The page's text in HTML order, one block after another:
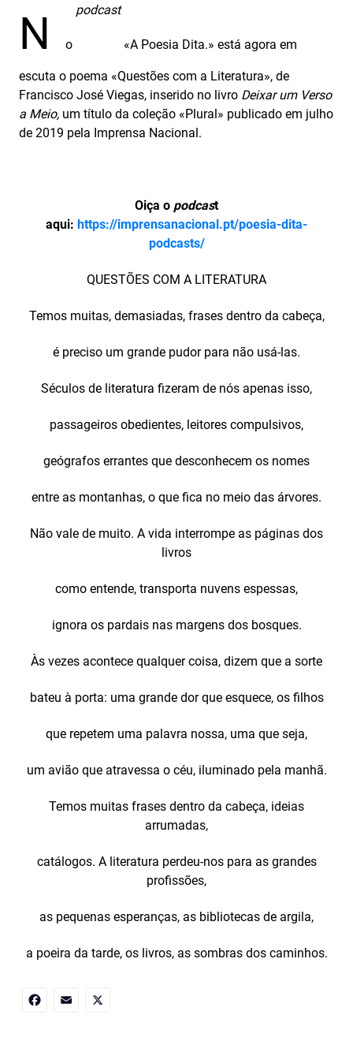
N o
podcast
«A Poesia Dita.» está agora em
escuta o poema «Questões com a Literatura», de
Francisco José Viegas, inserido no livro Deixar um Verso
a Meio, um título da coleção «Plural» publicado em julho
de 2019 pela Imprensa Nacional.
Oiça o podcast
aqui: https://imprensanacional.pt/poesia-dita-
podcasts/
QUESTÕES COM A LITERATURA
Temos muitas, demasiadas, frases dentro da cabeça,
é preciso um grande pudor para não usá-las.
Séculos de literatura fizeram de nós apenas isso,
passageiros obedientes, leitores compulsivos,
geógrafos errantes que desconhecem os nomes
entre as montanhas, o que fica no meio das árvores.
Não vale de muito. A vida interrompe as páginas dos
livros
como entende, transporta nuvens espessas,
ignora os pardais nas margens dos bosques.
Às vezes acontece qualquer coisa, dizem que a sorte
bateu à porta: uma grande dor que esquece, os filhos
que repetem uma palavra nossa, uma que seja,
um avião que atravessa o céu, iluminado pela manhã.
Temos muitas frases dentro da cabeça, ideias
arrumadas,
catálogos. A literatura perdeu-nos para as grandes
profissões,
as pequenas esperanças, as bibliotecas de argila,
a poeira da tarde, os livros, as sombras dos caminhos.